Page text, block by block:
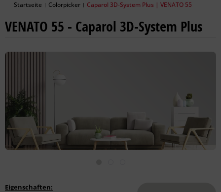
Startseite | Colorpicker | Caparol 3D-System Plus | VENATO 55
VENATO 55 - Caparol 3D-System Plus
Eigenschaften: